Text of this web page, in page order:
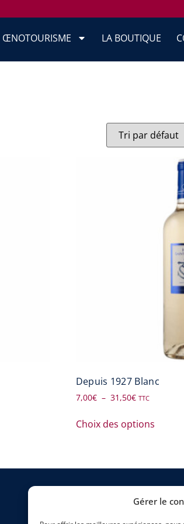
Gérer le
ŒNOTOURISME LA BOUTIQUE
Depuis 1927 Blanc
7,00€ – 31,50€ TTC
Choix des options
Accueil